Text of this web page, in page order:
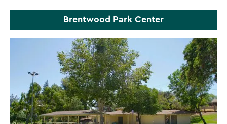
Brentwood Park Center